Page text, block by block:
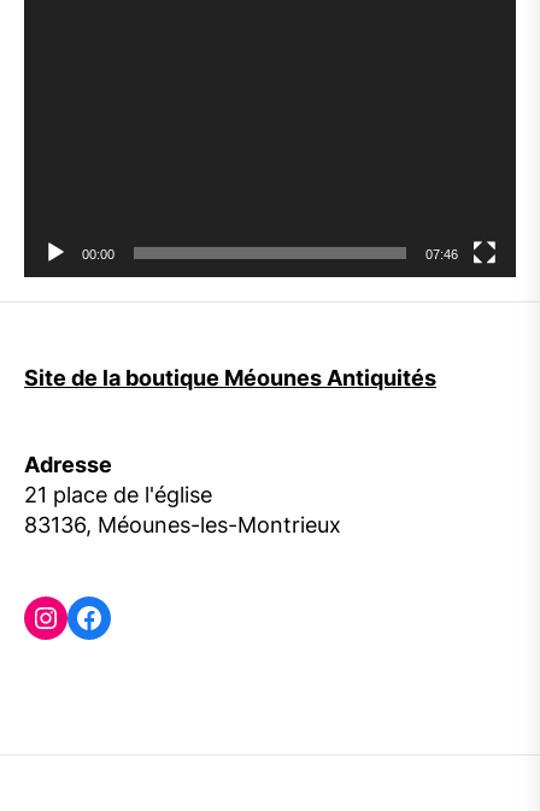
00:00 07:46
Site de la boutique Méounes Antiquités
Adresse
21 place de l'église
83136, Méounes-les-Montrieux
Instagram
Facebook